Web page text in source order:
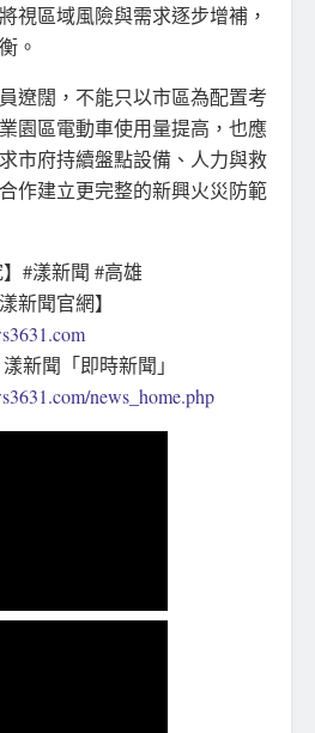
視區域風險與需求逐步增補，
。
遼闊，不能只以市區為配置考
園區電動車使用量提高，也應
市府持續盤點設備、人力與救
作建立更完整的新興火災防範
#漾新聞 #高雄
新聞官網】
新聞「即時新聞」
news_home.php